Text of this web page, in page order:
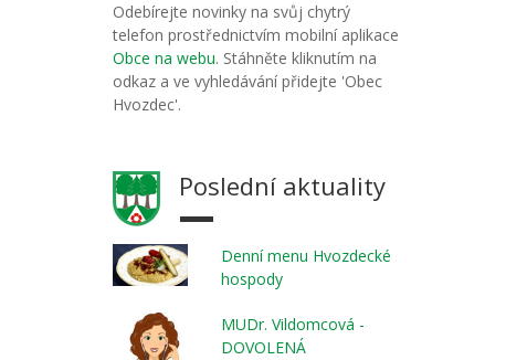
Odebírejte novinky na svůj chytrý
telefon prostřednictvím mobilní aplikace
Obce na webu. Stáhněte kliknutím na
odkaz a ve vyhledávání přidejte 'Obec
Hvozdec'.
Poslední aktuality
Denní menu Hvozdecké
hospody
MUDr. Vildomcová -
DOVOLENÁ